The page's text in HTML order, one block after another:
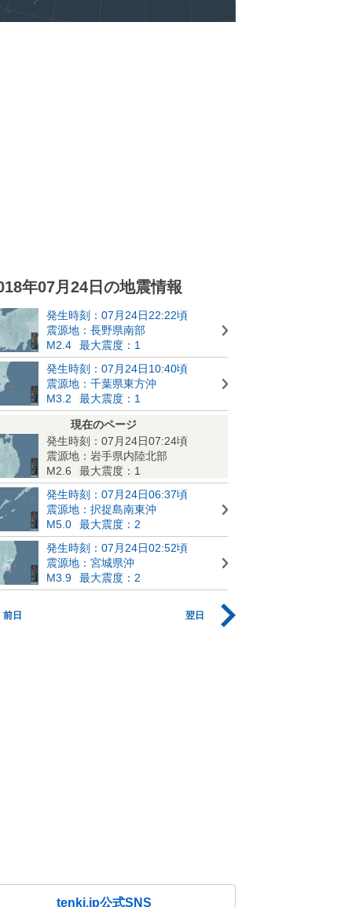
年07月24日の地震情報
発生時刻：07月24日22:22頃
震源地：長野県南部
M2.4
最大震度：1
発生時刻：07月24日10:40頃
震源地：千葉県東方沖
M3.2
最大震度：1
現在のページ
発生時刻：07月24日07:24頃
震源地：岩手県内陸北部
M2.6
最大震度：1
発生時刻：07月24日06:37頃
震源地：択捉島南東沖
M5.0
最大震度：2
発生時刻：07月24日02:52頃
震源地：宮城県沖
M3.9
最大震度：2
前日 翌日
tenki.jp公式SNS